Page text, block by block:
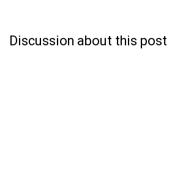
Discussion about this post